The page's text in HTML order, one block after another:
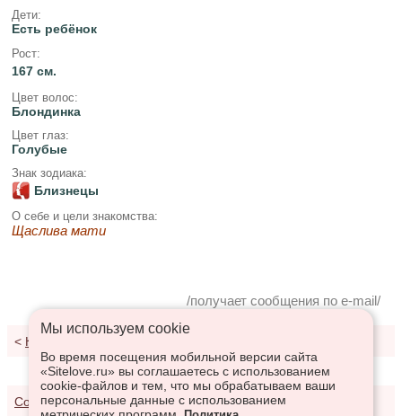
Дети:
Есть ребёнок
Рост:
167 см.
Цвет волос:
Блондинка
Цвет глаз:
Голубые
Знак зодиака:
Близнецы
О себе и цели знакомства:
Щаслива мати
/получает сообщения по e-mail/
< К результатам поиска
Соглашение о предоставлении услуг
Мы используем сookie
Во время посещения мобильной версии сайта
«Sitelove.ru» вы соглашаетесь с использованием
cookie-файлов и тем, что мы обрабатываем ваши
персональные данные с использованием